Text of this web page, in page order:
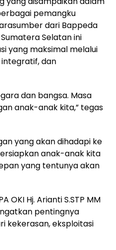
pemangku
dari Bappeda
Selatan ini
yang maksimal melalui
integratif, dan
dan bangsa. Masa
anak-anak kita,” tegas
yang akan dihadapi ke
anak-anak kita
yang tentunya akan
OKI Hj. Arianti S.STP MM
pentingnya
kekerasan, eksploitasi